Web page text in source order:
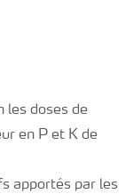
les doses de
en P et K de
apportés par les